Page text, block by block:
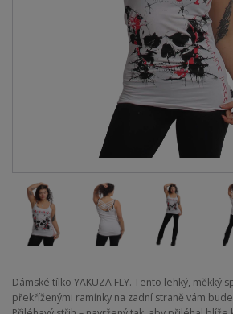
Dámské tílko YAKUZA FLY. Tento lehký, měkký
překříženými ramínky na zadní straně vám